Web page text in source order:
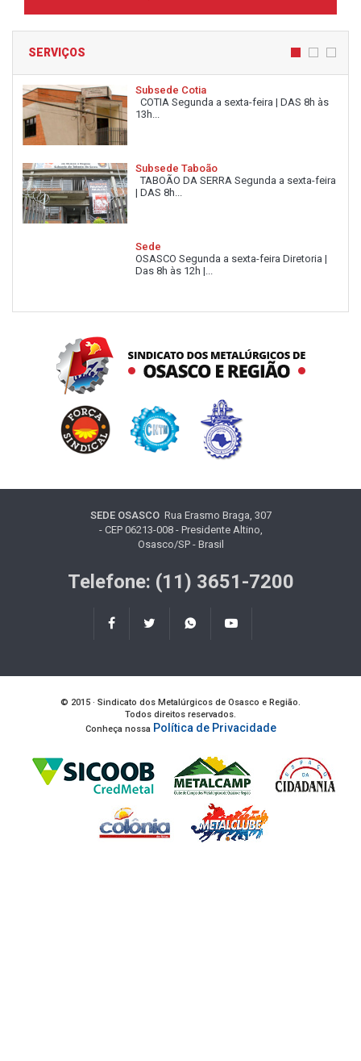
SERVIÇOS
Subsede Cotia
COTIA Segunda a sexta-feira | DAS 8h às
13h...
Subsede Taboão
TABOÃO DA SERRA Segunda a sexta-feira
| DAS 8h...
Sede
OSASCO Segunda a sexta-feira Diretoria |
Das 8h às 12h |...
SEDE OSASCORua Erasmo Braga, 307
- CEP 06213-008 - Presidente Altino,
Osasco/SP - Brasil
Telefone: (11) 3651-7200
© 2015 · Sindicato dos Metalúrgicos de Osasco e Região.
Todos direitos reservados.
Conheça nossa Política de Privacidade